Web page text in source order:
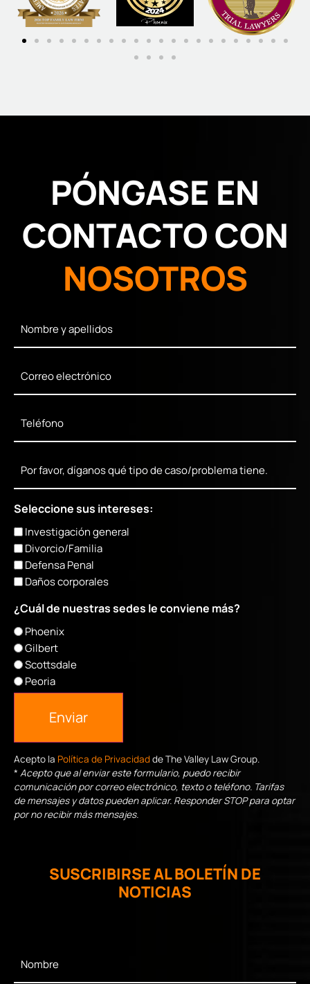
PÓNGASE EN
CONTACTO CON
NOSOTROS
Name *
Seleccione sus intereses:
Investigación general
Divorcio/Familia
Defensa Penal
Daños corporales
¿Cuál de nuestras sedes le conviene más?
Phoenix
Gilbert
Scottsdale
Peoria
Enviar
Acepto la Política de Privacidad de The Valley Law Group.
* Acepto que al enviar este formulario, puedo recibir
comunicación por correo electrónico, texto o teléfono. Tarifas
de mensajes y datos pueden aplicar. Responder STOP para optar
por no recibir más mensajes.
SUSCRIBIRSE AL BOLETÍN DE
NOTICIAS
Name *